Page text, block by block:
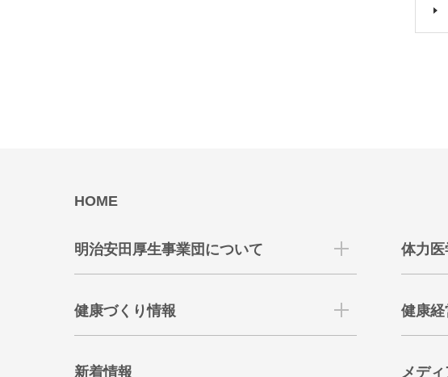
HOME
明治安田厚生事業団について 体力
健康づくり情報 健康経
新着情報 メデ